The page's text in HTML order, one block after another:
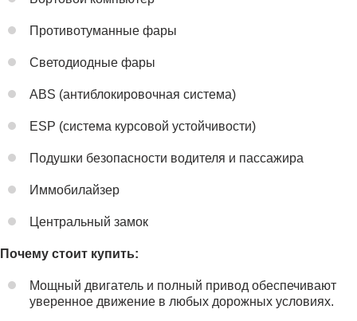
Противотуманные фары
Светодиодные фары
ABS (антиблокировочная система)
ESP (система курсовой устойчивости)
Подушки безопасности водителя и пассажира
Иммобилайзер
Центральный замок
Почему стоит купить:
Мощный двигатель и полный привод обеспечивают
уверенное движение в любых дорожных условиях.